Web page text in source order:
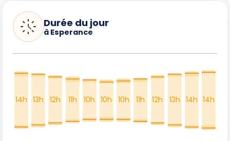
Durée du jour
à Esperance
14h 13h 12h 11h 10h 10h 10h 11h 12h 13h 14h 14h